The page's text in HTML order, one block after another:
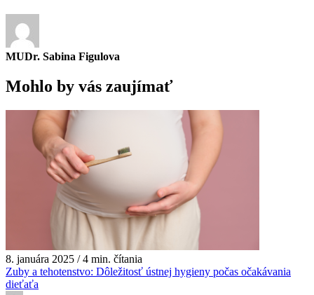
MUDr. Sabina Figulova
Mohlo by vás zaujímať
8. januára 2025 / 4 min. čítania
Zuby a tehotenstvo: Dôležitosť ústnej hygieny počas očakávania
dieťaťa